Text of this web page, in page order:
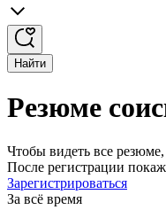
Найти
Резюме
Чтобы видеть все резюме,
После регистрации
Зарегистрироваться
За всё время